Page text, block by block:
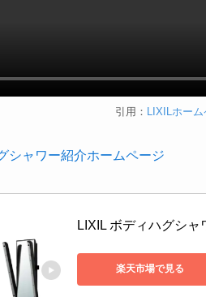
引用： LIXILホー
シャワー紹介ホームページ
LIXIL ボディハグシャ
楽天市場で見る